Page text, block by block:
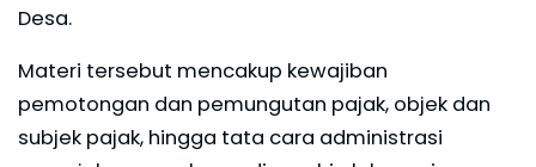
Desa.
Materi tersebut mencakup kewajiban
pemotongan dan pemungutan pajak, objek dan
subjek pajak, hingga tata cara administrasi